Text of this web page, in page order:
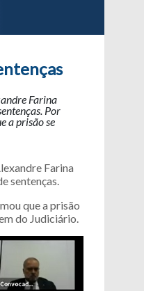
Farina
Por
a prisão se
Farina
sentenças.
que a prisão
do Judiciário.